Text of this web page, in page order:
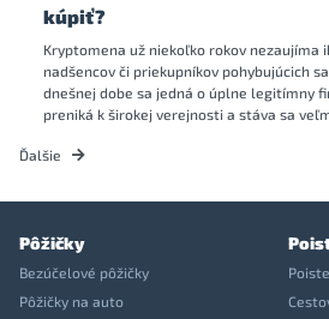
kúpiť?
Kryptomena už niekoľko rokov nezaujíma
nadšencov či priekupníkov pohybujúcich
dnešnej dobe sa jedná o úplne legitímny
preniká k širokej verejnosti a stáva sa
Ďalšie
Pôžičky
Bezúčelové pôžičky
Pôžičky na auto